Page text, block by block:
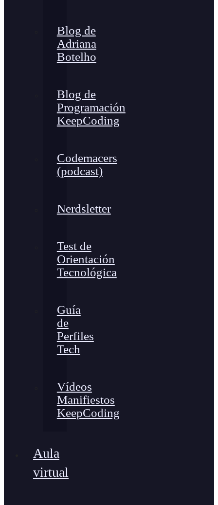
Blog de
Adriana
Botelho
Blog de
Programación
KeepCoding
Codemacers
(podcast)
Nerdsletter
Test de
Orientación
Tecnológica
Guía
de
Perfiles
Tech
Vídeos
Manifiestos
KeepCoding
Aula
virtual